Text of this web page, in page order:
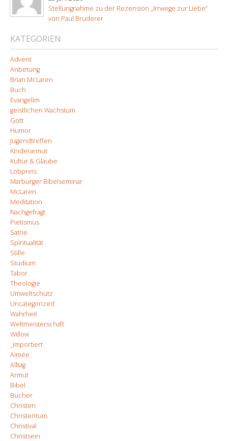
Stellungnahme zu der Rezension „Irrwege zur Liebe“
von Paul Bruderer
KATEGORIEN
Advent
Anbetung
Brian McLaren
Buch
Evangelim
geistlichen Wachstum
Gott
Humor
Jugendtreffen
Kinderarmut
Kultur & Glaube
Lobpreis
Marburger Bibelseminar
McLaren
Meditation
Nachgefragt
Pietismus
Satrie
Spiritualität
Stille
Studium
Tabor
Theologie
Umweltschutz
Uncategorized
Wahrheit
Weltmeisterschaft
Willow
_importiert
Aimée
Alltag
Armut
Bibel
Bücher
Christen
Christentum
Christival
Christsein